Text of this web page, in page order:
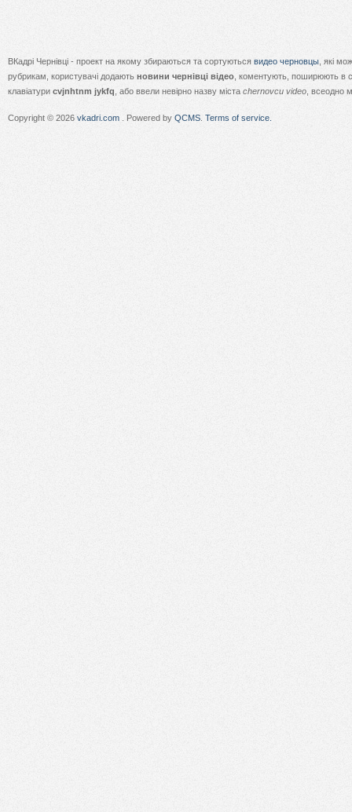
ВКадрі Чернівці - проект на якому збираються та сортуються видео черновцы , які
рубрикам, користувачі додають новини чернівці відео , коментують, поширюють в
клавіатури cvjnhtnm jykfq , або ввели невірно назву міста chernovcu video , всеодно
Copyright © 2026 vkadri.com . Powered by QCMS Terms of service.